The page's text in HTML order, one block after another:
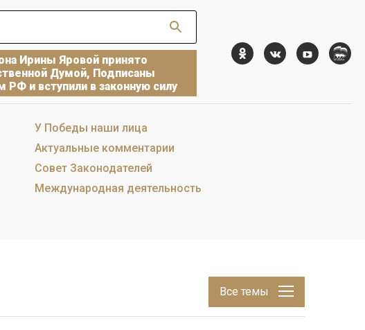
Ирины Яровой принято
Думой, Подписаны
РФ и вступили в законную силу
У Победы наши лица
Актуальные комментарии
Совет Законодателей
Международная деятельность
Все темы